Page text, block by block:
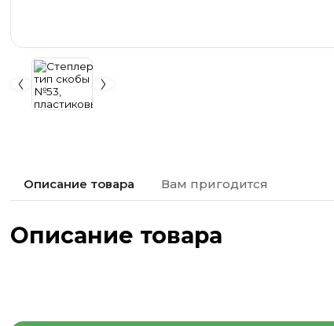
Описание товара Вам пригодится
Описание товара